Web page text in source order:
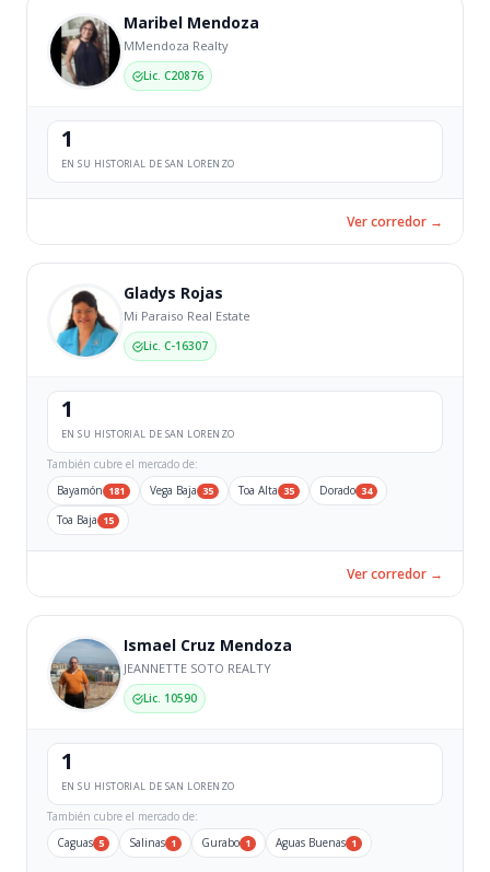
Maribel Mendoza
MMendoza Realty
Lic. C20876
1
EN SU HISTORIAL DE SAN LORENZO
Ver corredor →
Gladys Rojas
Mi Paraiso Real Estate
Lic. C-16307
1
EN SU HISTORIAL DE SAN LORENZO
También cubre el mercado de:
Bayamón 181 Vega Baja 35 Toa Alta 35 Dorado 34
Toa Baja 15
Ver corredor →
Ismael Cruz Mendoza
JEANNETTE SOTO REALTY
Lic. 10590
1
EN SU HISTORIAL DE SAN LORENZO
También cubre el mercado de:
Caguas 5 Salinas 1 Gurabo 1 Aguas Buenas 1